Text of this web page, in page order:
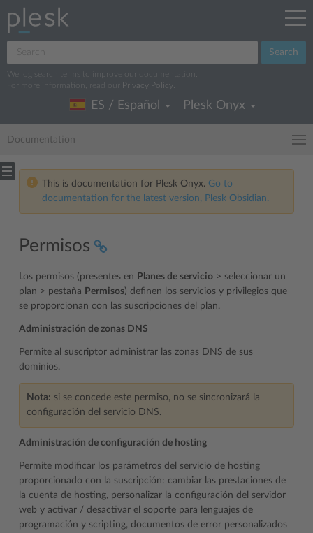
Search
We log search terms to improve our documentation.
For more information, read our
Privacy Policy
ES / Español Plesk Onyx
Documentation
This is documentation for Plesk Onyx. Go to
documentation for the latest version, Plesk Obsidian.
Permisos
Los permisos (presentes en Planes de servicio > seleccionar un
plan > pestaña Permisos) definen los servicios y privilegios que
se proporcionan con las suscripciones del plan.
Administración de zonas DNS
Permite al suscriptor administrar las zonas DNS de sus
dominios.
Nota: si se concede este permiso, no se sincronizará la
configuración del servicio DNS.
Administración de configuración de hosting
Permite modificar los parámetros del servicio de hosting
proporcionado con la suscripción: cambiar las prestaciones de
la cuenta de hosting, personalizar la configuración del servidor
web y activar / desactivar el soporte para lenguajes de
programación y scripting, documentos de error personalizados